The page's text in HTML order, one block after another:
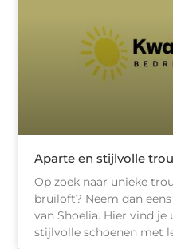
Aparte en stijlvolle
Op zoek naar unieke
bruiloft? Neem dan
van Shoelia. Hier vind je
stijlvolle schoenen met